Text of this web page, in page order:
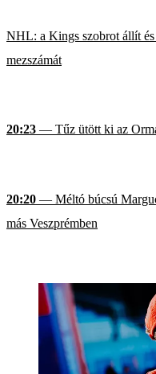
NHL: a Kings szobrot állít
mezszámát
20:23 — Tűz ütött ki az
20:20 — Méltó búcsú
más Veszprémben